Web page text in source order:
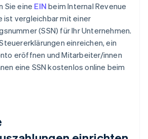
Sie eine EIN beim Internal Revenue
ist vergleichbar mit einer
(SSN) für Ihr Unternehmen.
einreichen, ein
eröffnen und Mitarbeiter/innen
eine SSN kostenlos online beim